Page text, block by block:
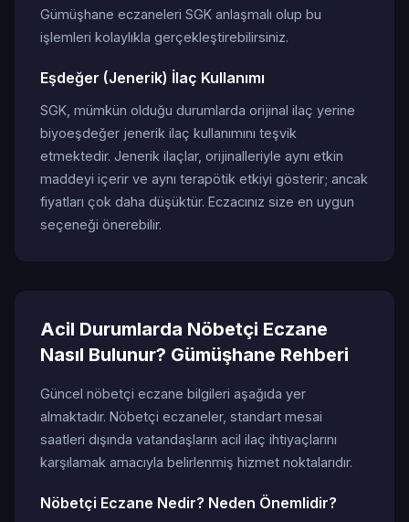
Gümüşhane eczaneleri SGK anlaşmalı olup bu
işlemleri kolaylıkla gerçekleştirebilirsiniz.
Eşdeğer (Jenerik) İlaç Kullanımı
SGK, mümkün olduğu durumlarda orijinal ilaç yerine
biyoeşdeğer jenerik ilaç kullanımını teşvik
etmektedir. Jenerik ilaçlar, orijinalleriyle aynı etkin
maddeyi içerir ve aynı terapötik etkiyi gösterir; ancak
fiyatları çok daha düşüktür. Eczacınız size en uygun
seçeneği önerebilir.
Acil Durumlarda Nöbetçi Eczane
Nasıl Bulunur? Gümüşhane Rehberi
Güncel nöbetçi eczane bilgileri aşağıda yer
almaktadır. Nöbetçi eczaneler, standart mesai
saatleri dışında vatandaşların acil ilaç ihtiyaçlarını
karşılamak amacıyla belirlenmiş hizmet noktalarıdır.
Nöbetçi Eczane Nedir? Neden Önemlidir?